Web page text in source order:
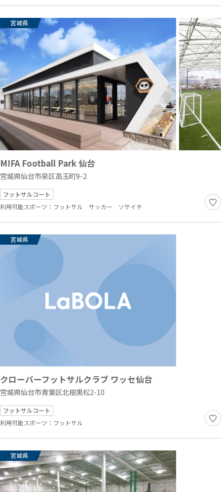
宮城県
MIFA Football Park 仙台
宮城県仙台市泉区高玉町9-2
フットサルコート
利用可能スポーツ： フットサル サッカー ソサイチ
宮城県
クローバーフットサルクラブ ワッセ仙台
宮城県仙台市青葉区北根黒松2-10
フットサルコート
利用可能スポーツ： フットサル
宮城県